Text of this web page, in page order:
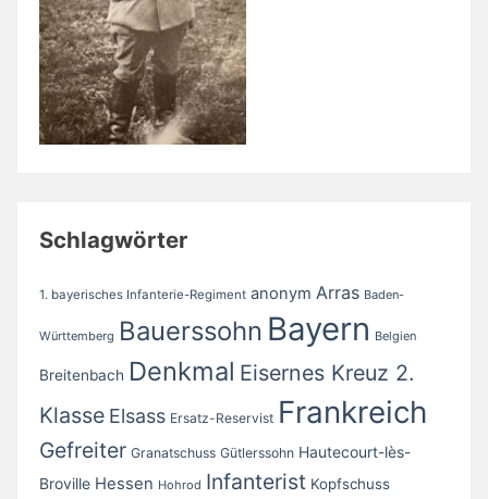
Schlagwörter
1. bayerisches Infanterie-Regiment anonym Arras Baden-
Württemberg Bauerssohn Bayern Belgien
Breitenbach Denkmal Eisernes Kreuz 2.
Klasse Elsass Ersatz-Reservist Frankreich
Gefreiter Granatschuss Gütlerssohn Hautecourt-lès-
Broville Hessen Hohrod Infanterist Kopfschuss